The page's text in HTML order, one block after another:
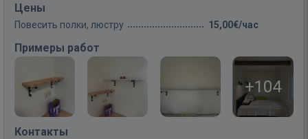
Цены
Повесить полки, люстру 15,00€/час
Примеры работ
+104
Контакты